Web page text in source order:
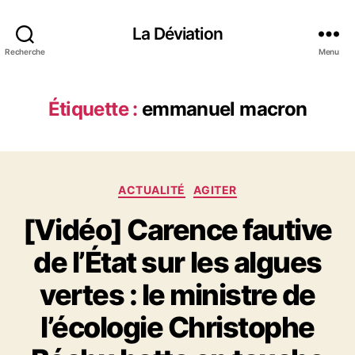
Recherche
La Déviation
Menu
Étiquette : emmanuel macron
C
t
é
g
o
r
e
s
ACTUALITÉ AGITER
[Vidéo] Carence fautive
de l’État sur les algues
vertes : le ministre de
l’écologie Christophe